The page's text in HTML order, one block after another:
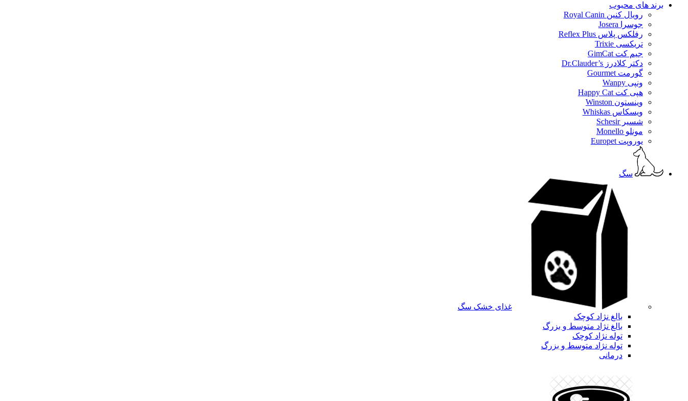
برند های محبوب
رویال کنین Royal Canin
جوسرا Josera
رفلکس پلاس Reflex Plus
تریکسی Trixie
جیم کت GimCat
دکتر کلادرز Dr.Clauder’s
گورمت Gourmet
ونپی Wanpy
هپی کت Happy Cat
وینستون Winston
ویسکاس Whiskas
شسیر Schesir
مونلو Monello
یوروپت Europet
سگ
غذای خشک سگ
بالغ نژاد کوچک
بالغ نژاد متوسط و بزرگ
توله نژاد کوچک
توله نژاد متوسط و بزرگ
درمانی